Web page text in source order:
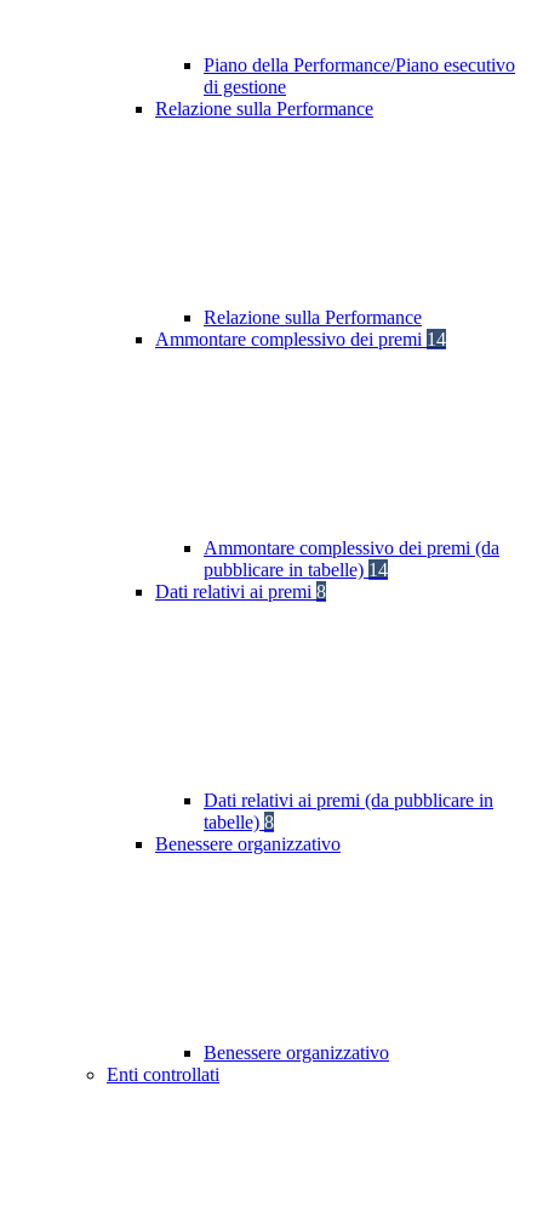
Piano della Performance/Piano esecutivo
di gestione
Relazione sulla Performance
Relazione sulla Performance
Ammontare complessivo dei premi 14
Ammontare complessivo dei premi (da
pubblicare in tabelle) 14
Dati relativi ai premi 8
Dati relativi ai premi (da pubblicare in
tabelle) 8
Benessere organizzativo
Benessere organizzativo
Enti controllati